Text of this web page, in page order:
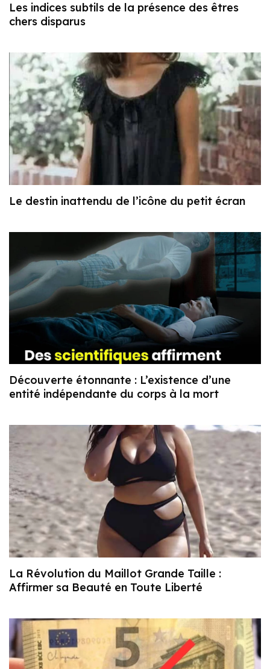
Les indices subtils de la présence des êtres
chers disparus
Le destin inattendu de l’icône du petit écran
Découverte étonnante : L’existence d’une
entité indépendante du corps à la mort
La Révolution du Maillot Grande Taille :
Affirmer sa Beauté en Toute Liberté